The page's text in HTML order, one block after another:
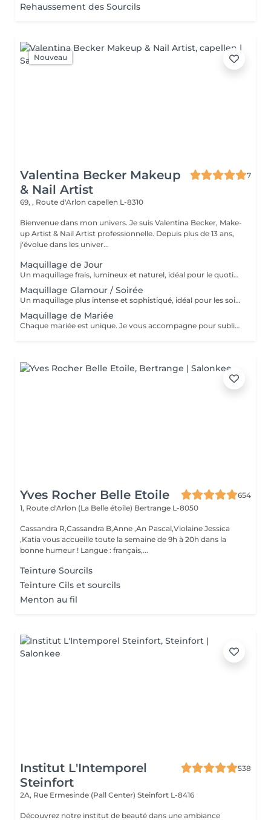
Rehaussement des Sourcils
Nouveau
Valentina Becker Makeup
& Nail Artist
7
69, , Route d'Arlon capellen L-8310
Bienvenue dans mon univers. Je suis Valentina Becker, Make-
up Artist & Nail Artist professionnelle. Depuis plus de 13 ans,
j'évolue dans les univer...
Maquillage de Jour
Un maquillage frais, lumineux et naturel, idéal pour le quotidien, le travail, un rendez-vous ou un événement en journée. Il met en valeur vos traits tout en restant discret.
Maquillage Glamour / Soirée
Un maquillage plus intense et sophistiqué, idéal pour les soirées, événements, fêtes ou occasions spéciales. Les yeux et/ou les lèvres sont davantage mis en valeur pour un résultat élégant et longue tenue.
Maquillage de Mariée
Chaque mariée est unique. Je vous accompagne pour sublimer votre beauté le jour J avec une prestation sur mesure, adaptée à votre style, votre peau et vos envies. Demande de devis personnalisée.
Yves Rocher Belle Etoile
654
1, Route d'Arlon (La Belle étoile) Bertrange L-8050
Cassandra R,Cassandra B,Anne ,An Pascal,Violaine Jessica
,Katia vous accueille toute la semaine de 9h à 20h dans la
bonne humeur ! Langue : français,...
Teinture Sourcils
Teinture Cils et sourcils
Menton au fil
Institut L'Intemporel
Steinfort
538
2A, Rue Ermesinde (Pall Center) Steinfort L-8416
Découvrez notre institut de beauté dans une ambiance